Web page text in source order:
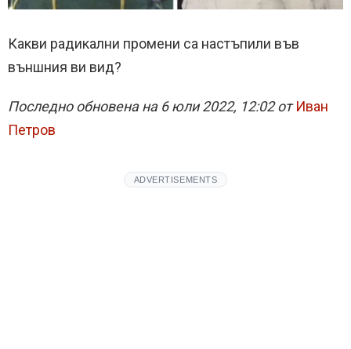
Какви радикални промени са настъпили във
външния ви вид?
Последно обновена на 6 юли 2022, 12:02 от Иван
Петров
ADVERTISEMENTS